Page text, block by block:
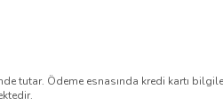
tutar. Ödeme esnasında kredi kartı